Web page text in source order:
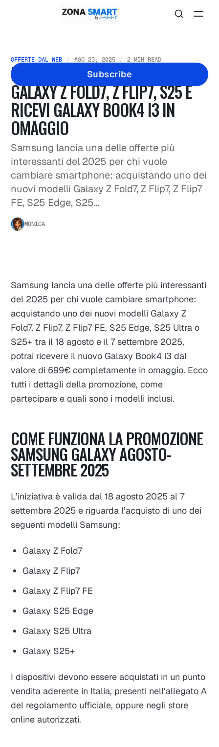
Subscribe
OFFERTE DAL WEB AGO 23, 2025 2 MIN READ
PROMO SAMSUNG: ACQUISTA
GALAXY Z FOLD7, Z FLIP7, S25 E
RICEVI GALAXY BOOK4 I3 IN
OMAGGIO
Samsung lancia una delle offerte più
interessanti del 2025 per chi vuole
cambiare smartphone: acquistando uno dei
nuovi modelli Galaxy Z Fold7, Z Flip7, Z Flip7
FE, S25 Edge, S25…
MONICA
Samsung lancia una delle offerte più interessanti
del 2025 per chi vuole cambiare smartphone:
acquistando uno dei nuovi modelli Galaxy Z
Fold7, Z Flip7, Z Flip7 FE, S25 Edge, S25 Ultra o
S25+ tra il 18 agosto e il 7 settembre 2025,
potrai ricevere il nuovo Galaxy Book4 i3 dal
valore di 699€ completamente in omaggio. Ecco
tutti i dettagli della promozione, come
partecipare e quali sono i modelli inclusi.
COME FUNZIONA LA PROMOZIONE
SAMSUNG GALAXY AGOSTO-
SETTEMBRE 2025
L’iniziativa è valida dal 18 agosto 2025 al 7
settembre 2025 e riguarda l’acquisto di uno dei
seguenti modelli Samsung:
Galaxy Z Fold7
Galaxy Z Flip7
Galaxy Z Flip7 FE
Galaxy S25 Edge
Galaxy S25 Ultra
Galaxy S25+
I dispositivi devono essere acquistati in un punto
vendita aderente in Italia, presenti nell’allegato A
del regolamento ufficiale, oppure negli store
online autorizzati.